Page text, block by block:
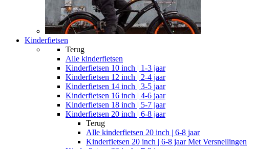
Kinderfietsen
Terug
Alle kinderfietsen
Kinderfietsen 10 inch | 1-3 jaar
Kinderfietsen 12 inch | 2-4 jaar
Kinderfietsen 14 inch | 3-5 jaar
Kinderfietsen 16 inch | 4-6 jaar
Kinderfietsen 18 inch | 5-7 jaar
Kinderfietsen 20 inch | 6-8 jaar
Terug
Alle kinderfietsen 20 inch | 6-8 jaar
Kinderfietsen 20 inch | 6-8 jaar Met Versnellingen